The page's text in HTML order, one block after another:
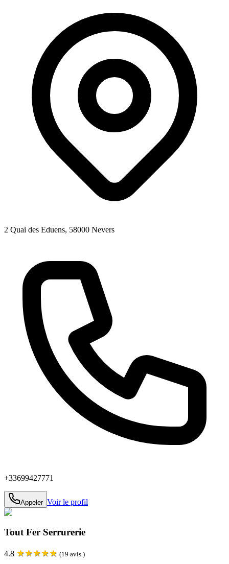
2 Quai des Eduens, 58000 Nevers
+33699427771
Appeler Voir le profil
Tout Fer Serrurerie
4.8 ★★★★★ (19 avis )